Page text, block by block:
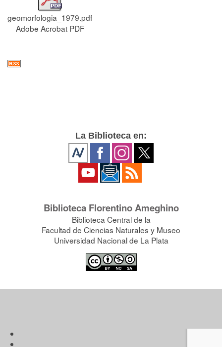
geomorfologia_1979.pdf
Adobe Acrobat PDF
La Biblioteca en:
Biblioteca Florentino Ameghino
Biblioteca Central de la
Facultad de Ciencias Naturales y Museo
Universidad Nacional de La Plata